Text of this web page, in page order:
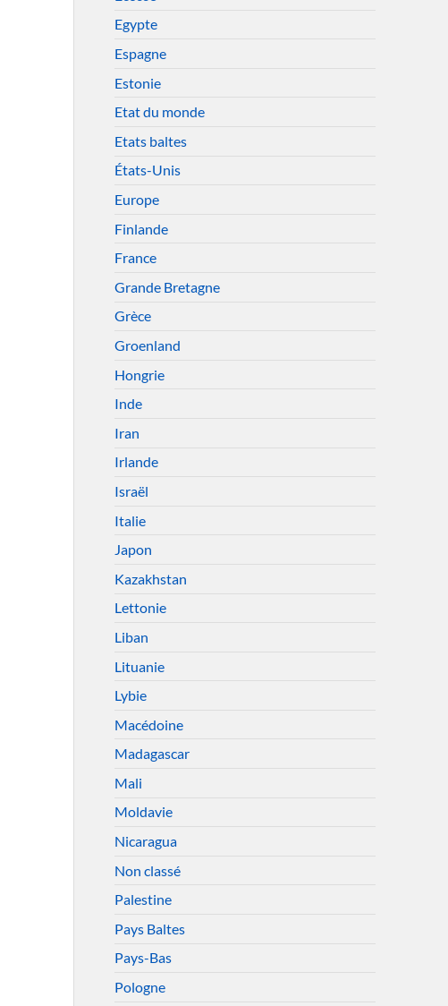
Egypte
Espagne
Estonie
Etat du monde
Etats baltes
États-Unis
Europe
Finlande
France
Grande Bretagne
Grèce
Groenland
Hongrie
Inde
Iran
Irlande
Israël
Italie
Japon
Kazakhstan
Lettonie
Liban
Lituanie
Lybie
Macédoine
Madagascar
Mali
Moldavie
Nicaragua
Non classé
Palestine
Pays Baltes
Pays-Bas
Pologne